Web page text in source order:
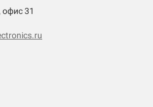
31